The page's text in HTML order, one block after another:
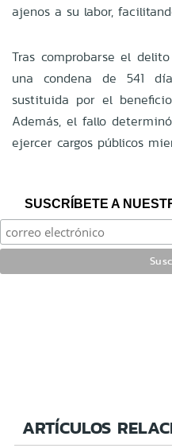
ajenos a su labor,
Tras comprobarse el
una condena de 541
sustituida por el
Además, el fallo
ejercer cargos públicos
SUSCRÍBETE A
ARTÍCULOS